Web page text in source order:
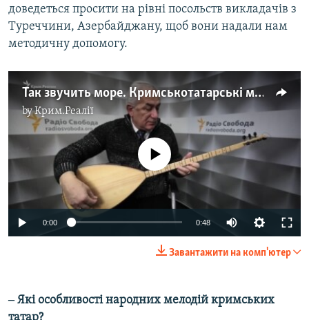
доведеться просити на рівні посольств викладачів з
Туреччини, Азербайджану, щоб вони надали нам
методичну допомогу.
Так звучить море. Кримськотатарські мотиви в студії Крим.Реалії (відео)
byКрим.Реалії
No media source currently available
0:00 0:48
Завантажити на комп'ютер
‒ Які особливості народних мелодій кримських